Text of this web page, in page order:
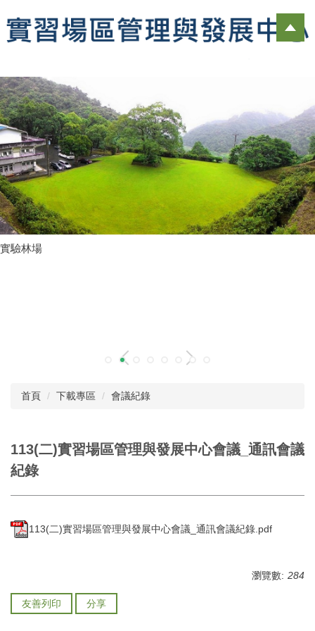
到
主
容
區
實驗林場
首頁 下載專區 會議紀錄
113(二)實習場區管理與發展中心會議_通訊會議
紀錄
113(二)實習場區管理與發展中心會議_通訊會議紀錄.pdf
瀏覽數: 284
友善列印 分享